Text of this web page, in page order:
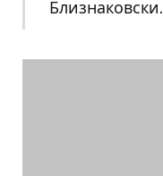
Близнаковски.